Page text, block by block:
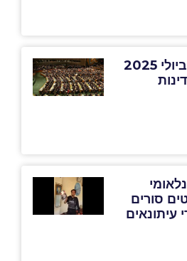
רקע לכנס האו"ם ביולי 2025
סורים